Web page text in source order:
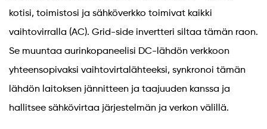
kotisi, toimistosi ja sähköverkko toimivat kaikki
vaihtovirralla (AC). Grid-side invertteri siltaa tämän raon.
Se muuntaa aurinkopaneelisi DC-lähdön verkkoon
yhteensopivaksi vaihtovirtalähteeksi, synkronoi tämän
lähdön laitoksen jännitteen ja taajuuden kanssa ja
hallitsee sähkövirtaa järjestelmän ja verkon välillä.